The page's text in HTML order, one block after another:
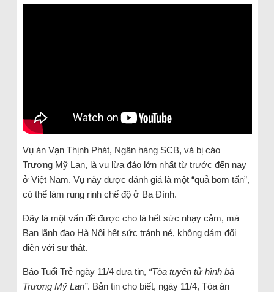
Vụ án Vạn Thịnh Phát, Ngân hàng SCB, và bị cáo
Trương Mỹ Lan, là vụ lừa đảo lớn nhất từ trước đến nay
ở Việt Nam. Vụ này được đánh giá là một “quả bom tấn”,
có thể làm rung rinh chế độ ở Ba Đình.
Đây là một vấn đề được cho là hết sức nhạy cảm, mà
Ban lãnh đạo Hà Nội hết sức tránh né, không dám đối
diện với sự thật.
Báo Tuổi Trẻ ngày 11/4 đưa tin, “Tòa tuyên tử hình bà
Trương Mỹ Lan”. Bản tin cho biết, ngày 11/4, Tòa án